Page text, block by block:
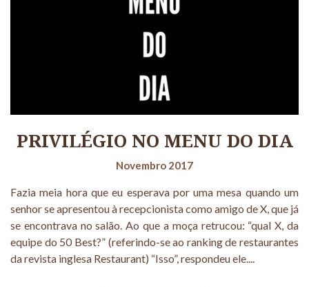
PRIVILÉGIO NO MENU DO DIA
Novembro 2017
Fazia meia hora que eu esperava por uma mesa quando um
senhor se apresentou à recepcionista como amigo de X, que já
se encontrava no salão. Ao que a moça retrucou: “qual X, da
equipe do 50 Best?” (referindo-se ao ranking de restaurantes
da revista inglesa Restaurant) “Isso”, respondeu ele....